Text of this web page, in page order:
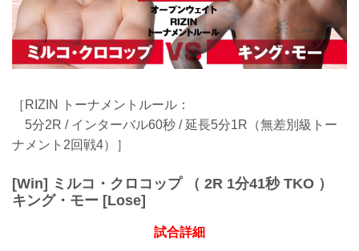
［RIZIN トーナメントルール：
5分2R / インターバル60秒 / 延長5分1R（無差別級トー
ナメント2回戦4）］
[Win] ミルコ・クロコップ （ 2R 1分41秒 TKO ）
キング・モー [Lose]
試合詳細